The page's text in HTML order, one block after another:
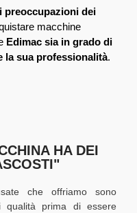
preoccupazioni dei
macchine
Edimac sia in grado di
la sua professionalità.
HA DEI
che offriamo sono
qualità prima di essere